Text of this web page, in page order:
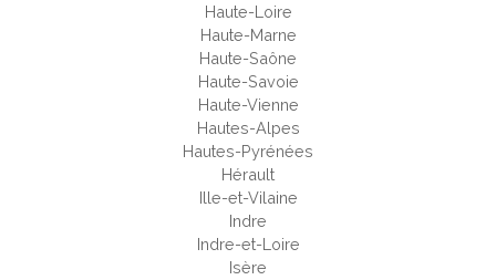
Haute-Loire
Haute-Marne
Haute-Saône
Haute-Savoie
Haute-Vienne
Hautes-Alpes
Hautes-Pyrénées
Hérault
Ille-et-Vilaine
Indre
Indre-et-Loire
Isère